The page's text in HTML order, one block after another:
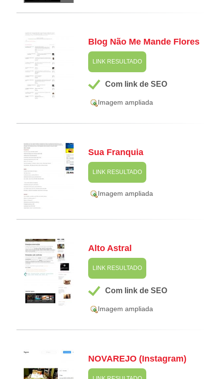
Blog Não Me Mande Flores
LINK RESULTADO
Com link de SEO
Imagem ampliada
Sua Franquia
LINK RESULTADO
Imagem ampliada
Alto Astral
LINK RESULTADO
Com link de SEO
Imagem ampliada
NOVAREJO (Instagram)